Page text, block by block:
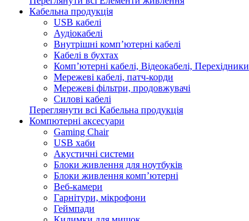
Кабельна продукція
USB кабелі
Аудіокабелі
Внутрішні комп’ютерні кабелі
Кабелі в бухтах
Комп’ютерні кабелі, Відеокабелі, Перехідники
Мережеві кабелі, патч-корди
Мережеві фільтри, продовжувачі
Силові кабелі
Переглянути всі Кабельна продукція
Компютерні аксесуари
Gaming Chair
USB хаби
Акустичні системи
Блоки живлення для ноутбуків
Блоки живлення комп’ютерні
Веб-камери
Гарнітури, мікрофони
Геймпади